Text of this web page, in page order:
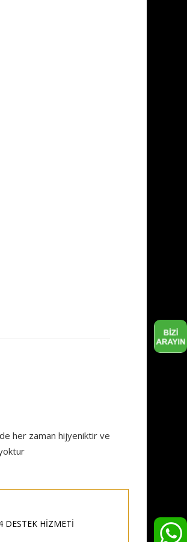
her zaman hijyeniktir ve
DESTEK HİZMETİ